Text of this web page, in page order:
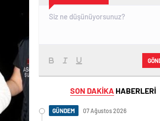
SON DAKİKA HABERLERİ
GÜNDEM 07 Ağustos 2026